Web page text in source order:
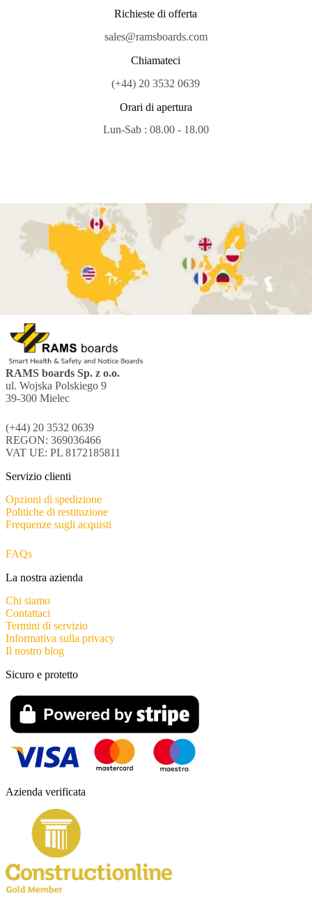
Richieste di offerta
sales@ramsboards.com
Chiamateci
(+44) 20 3532 0639
Orari di apertura
Lun-Sab : 08.00 - 18.00
RAMS boards Sp. z o.o.
ul. Wojska Polskiego 9
39-300 Mielec
(+44) 20 3532 0639
REGON: 369036466
VAT UE: PL 8172185811
Servizio clienti
Opzioni di spedizione
Politiche di restituzione
Frequenze sugli acquisti
FAQs
La nostra azienda
Chi siamo
Contattaci
Termini di servizio
Informativa sulla privacy
Il nostro blog
Azienda verificata
Sicuro e protetto